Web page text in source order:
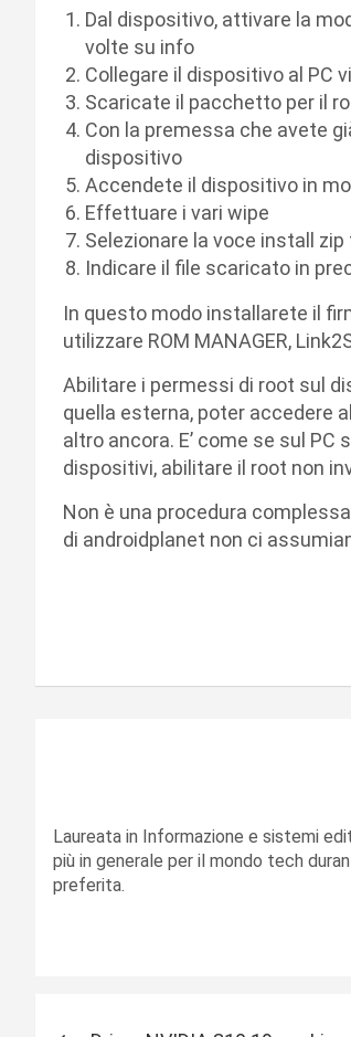
Dal dispositivo, attivare la
volte su info
Collegare il dispositivo al PC
Scaricate il pacchetto per il
Con la premessa che avete
dispositivo
Accendete il dispositivo in
Effettuare i vari wipe
Selezionare la voce install
Indicare il file scaricato in
In questo modo installarete il
utilizzare ROM MANAGER,
Abilitare i permessi di root sul
quella esterna, poter accedere
altro ancora. E’ come se sul
dispositivi, abilitare il root non
Non è una procedura
di androidplanet non ci
Laureata in Informazione e sistemi
più in generale per il mondo tech
preferita.